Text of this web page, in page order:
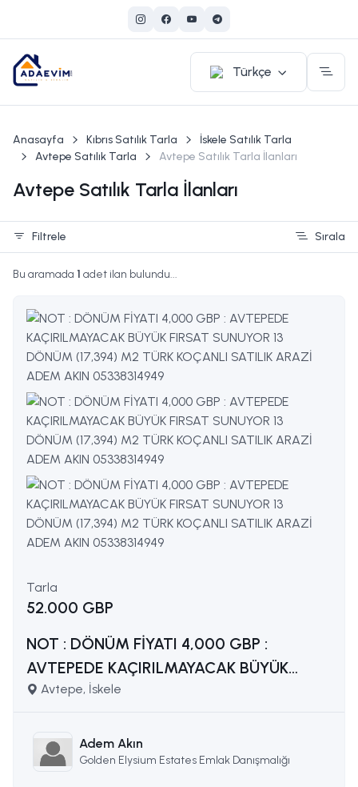
Türkçe
Anasayfa Kıbrıs Satılık Tarla
İskele Satılık Tarla
Avtepe Satılık Tarla
Avtepe Satılık Tarla İlanları
Avtepe Satılık Tarla İlanları
Filtrele Sırala
Bu aramada 1 adet ilan bulundu...
Tarla
52.000 GBP
NOT : DÖNÜM FİYATI 4,000 GBP :
AVTEPEDE KAÇIRILMAYACAK BÜYÜK
FIRSAT SUNUYOR 13 DÖNÜM (17,394) M2
05338314949
Avtepe, İskele
Adem Akın
Golden Elysium Estates Emlak Danışmalığı